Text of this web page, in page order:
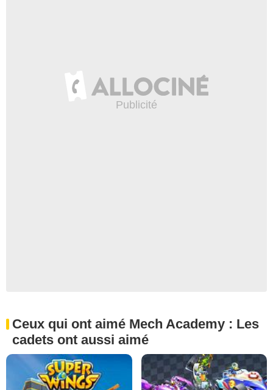
Ceux qui ont aimé Mech Academy : Les
cadets ont aussi aimé